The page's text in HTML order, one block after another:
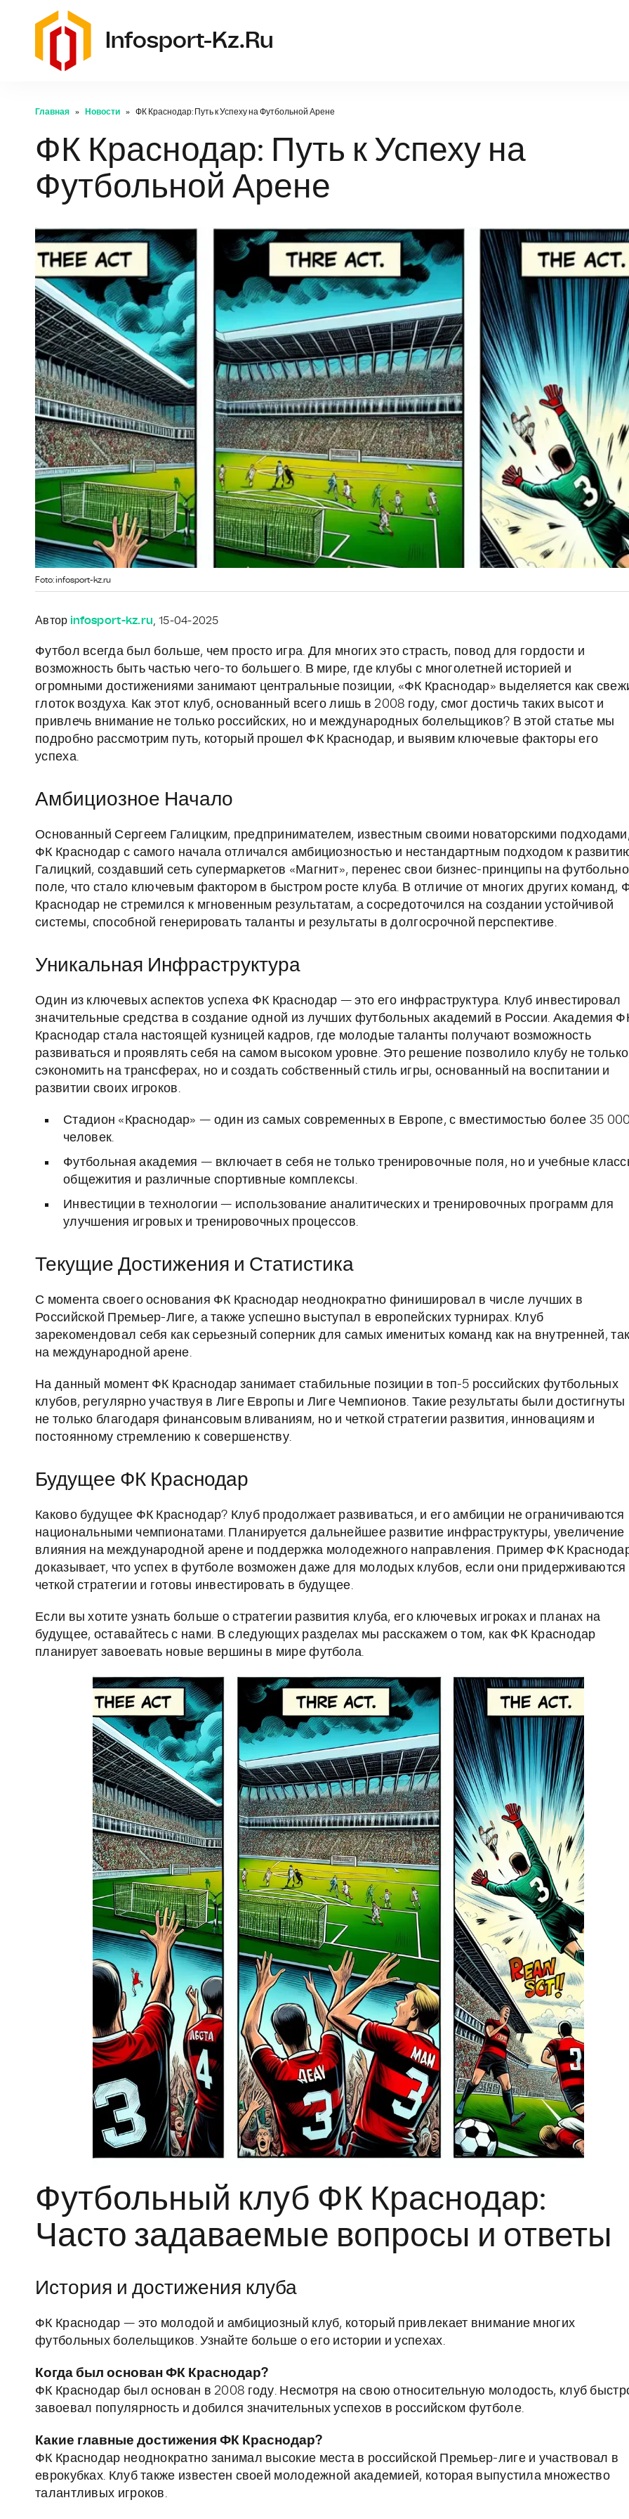
Infosport-Kz.ru
Главная Новости ФК Краснодар: Путь к Успеху на Футбольной Арене
ФК Краснодар: Путь к Успеху на
Футбольной Арене
Foto: infosport-kz.ru
Автор infosport-kz.ru, 15-04-2025
Футбол всегда был больше, чем просто игра. Для многих это страсть, повод для гордости и
возможность быть частью чего-то большего. В мире, где клубы с многолетней историей и
огромными достижениями занимают центральные позиции, «ФК Краснодар» выделяется как
глоток воздуха. Как этот клуб, основанный всего лишь в 2008 году, смог достичь таких высот и
привлечь внимание не только российских, но и международных болельщиков? В этой статье мы
подробно рассмотрим путь, который прошел ФК Краснодар, и выявим ключевые факторы его
успеха.
Амбициозное Начало
Основанный Сергеем Галицким, предпринимателем, известным своими новаторскими
ФК Краснодар с самого начала отличался амбициозностью и нестандартным подходом к
Галицкий, создавший сеть супермаркетов «Магнит», перенес свои бизнес-принципы на
поле, что стало ключевым фактором в быстром росте клуба. В отличие от многих других команд,
Краснодар не стремился к мгновенным результатам, а сосредоточился на создании устойчивой
системы, способной генерировать таланты и результаты в долгосрочной перспективе.
Уникальная Инфраструктура
Один из ключевых аспектов успеха ФК Краснодар — это его инфраструктура. Клуб инвестировал
значительные средства в создание одной из лучших футбольных академий в России. Академия
Краснодар стала настоящей кузницей кадров, где молодые таланты получают возможность
развиваться и проявлять себя на самом высоком уровне. Это решение позволило клубу не только
сэкономить на трансферах, но и создать собственный стиль игры, основанный на воспитании и
развитии своих игроков.
Стадион «Краснодар» — один из самых современных в Европе, с вместимостью более 35
человек.
Футбольная академия — включает в себя не только тренировочные поля, но и учебные
общежития и различные спортивные комплексы.
Инвестиции в технологии — использование аналитических и тренировочных программ для
улучшения игровых и тренировочных процессов.
Текущие Достижения и Статистика
С момента своего основания ФК Краснодар неоднократно финишировал в числе лучших в
Российской Премьер-Лиге, а также успешно выступал в европейских турнирах. Клуб
зарекомендовал себя как серьезный соперник для самых именитых команд как на внутренней,
на международной арене.
На данный момент ФК Краснодар занимает стабильные позиции в топ-5 российских футбольных
клубов, регулярно участвуя в Лиге Европы и Лиге Чемпионов. Такие результаты были достигнуты
не только благодаря финансовым вливаниям, но и четкой стратегии развития, инновациям и
постоянному стремлению к совершенству.
Будущее ФК Краснодар
Каково будущее ФК Краснодар? Клуб продолжает развиваться, и его амбиции не ограничиваются
национальными чемпионатами. Планируется дальнейшее развитие инфраструктуры, увеличение
влияния на международной арене и поддержка молодежного направления. Пример ФК
доказывает, что успех в футболе возможен даже для молодых клубов, если они придерживаются
четкой стратегии и готовы инвестировать в будущее.
Если вы хотите узнать больше о стратегии развития клуба, его ключевых игроках и планах на
будущее, оставайтесь с нами. В следующих разделах мы расскажем о том, как ФК Краснодар
планирует завоевать новые вершины в мире футбола.
Футбольный клуб ФК Краснодар:
Часто задаваемые вопросы и ответы
История и достижения клуба
ФК Краснодар — это молодой и амбициозный клуб, который привлекает внимание многих
футбольных болельщиков. Узнайте больше о его истории и успехах.
Когда был основан ФК Краснодар?
ФК Краснодар был основан в 2008 году. Несмотря на свою относительную молодость, клуб
завоевал популярность и добился значительных успехов в российском футболе.
Какие главные достижения ФК Краснодар?
ФК Краснодар неоднократно занимал высокие места в российской Премьер-лиге и участвовал в
еврокубках. Клуб также известен своей молодежной академией, которая выпустила множество
талантливых игроков.